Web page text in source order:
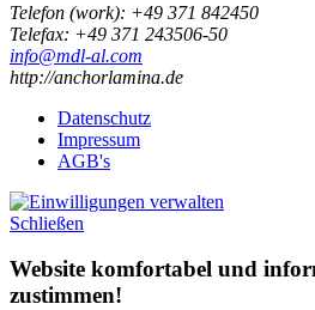
Telefon (work): +49 371 842450
Telefax: +49 371 243506-50
info@mdl-al.com
http://anchorlamina.de
Datenschutz
Impressum
AGB's
Schließen
Website komfortabel und
zustimmen!